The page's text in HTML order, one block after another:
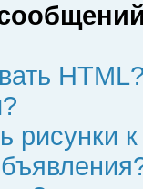
рисунки